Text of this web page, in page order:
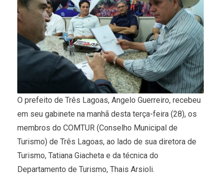
O prefeito de Três Lagoas, Angelo Guerreiro, recebeu
em seu gabinete na manhã desta terça-feira (28), os
membros do COMTUR (Conselho Municipal de
Turismo) de Três Lagoas, ao lado de sua diretora de
Turismo, Tatiana Giacheta e da técnica do
Departamento de Turismo, Thais Arsioli.